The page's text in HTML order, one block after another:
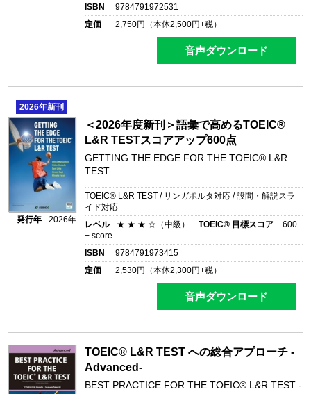
ISBN
9784791972531
定価
2,750円（本体2,500円+税）
音声ダウンロード
2026年新刊
発行年 2026年
＜2026年度新刊＞語彙で高めるTOEIC®
L&R TESTスコアアップ600点
GETTING THE EDGE FOR THE TOEIC® L&R
TEST
TOEIC® L&R TEST / リンガポルタ対応 / 設問・解説スラ
イド対応
レベル
★ ★ ★ ☆（中級） TOEIC® 目標スコア
600
+ score
ISBN
9784791973415
定価
2,530円（本体2,300円+税）
音声ダウンロード
TOEIC® L&R TEST への総合アプローチ -
Advanced-
BEST PRACTICE FOR THE TOEIC® L&R TEST -